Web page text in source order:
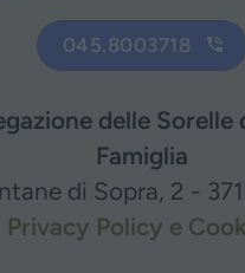
045.8003718
delle Sorelle
Famiglia
di Sopra, 2 -
Privacy Policy e